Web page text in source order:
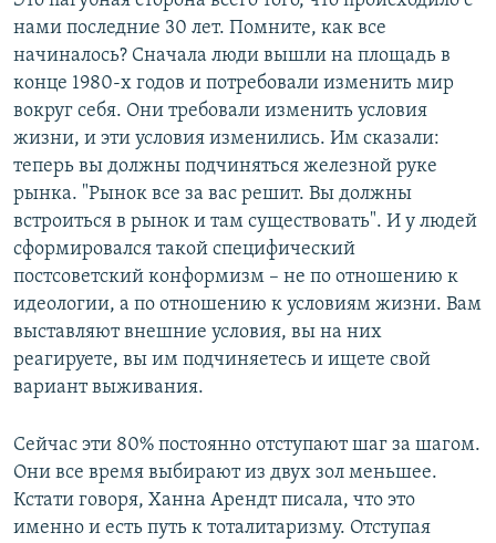
нами последние 30 лет. Помните, как все
начиналось? Сначала люди вышли на площадь в
конце 1980-х годов и потребовали изменить мир
вокруг себя. Они требовали изменить условия
жизни, и эти условия изменились. Им сказали:
теперь вы должны подчиняться железной руке
рынка. "Рынок все за вас решит. Вы должны
встроиться в рынок и там существовать". И у людей
сформировался такой специфический
постсоветский конформизм – не по отношению к
идеологии, а по отношению к условиям жизни. Вам
выставляют внешние условия, вы на них
реагируете, вы им подчиняетесь и ищете свой
вариант выживания.
Сейчас эти 80% постоянно отступают шаг за шагом.
Они все время выбирают из двух зол меньшее.
Кстати говоря, Ханна Арендт писала, что это
именно и есть путь к тоталитаризму. Отступая